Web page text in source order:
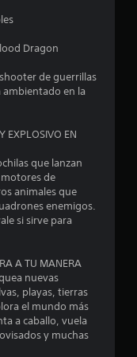
s
n
u
n
o
t
a
Dragon
de guerrillas
en la
EXPLOSIVO EN
que lanzan
de
animales que
enemigos.
si sirve para
A TU MANERA
nuevas
playas, tierras
el mundo más
a caballo, vuela
y muchas